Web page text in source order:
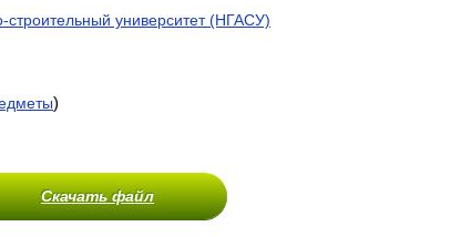
строительный университет (НГАСУ)
)
Скачать файл